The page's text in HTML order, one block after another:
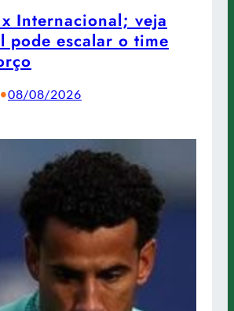
Internacional; veja
pode escalar o time
•08/08/2026